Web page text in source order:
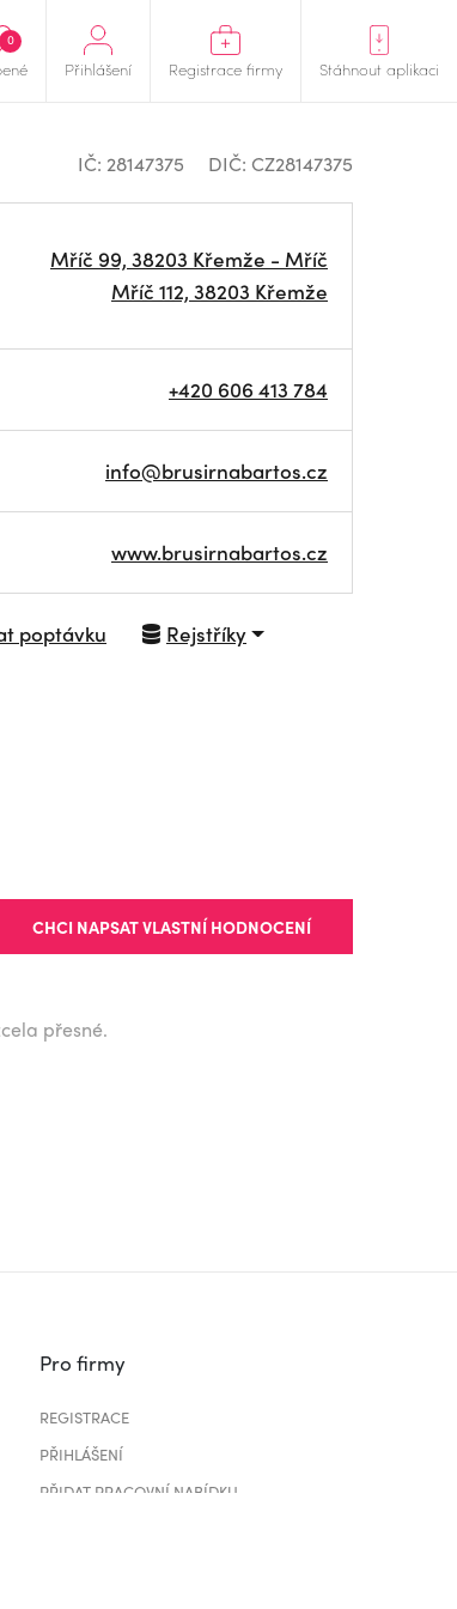
0
Přihlášení Registrace firmy Stáhnout aplikaci
IČ: 28147375 DIČ: CZ28147375
Mříč 99, 38203 Křemže - Mříč
Mříč 112, 38203 Křemže
+420 606 413 784
info@brusirnabartos.cz
www.brusirnabartos.cz
poptávku Rejstříky
NAVIGOVAT
CHCI NAPSAT VLASTNÍ HODNOCENÍ
přesné.
Pro firmy
REGISTRACE
PŘIHLÁŠENÍ
PŘIDAT PRACOVNÍ NABÍDKU